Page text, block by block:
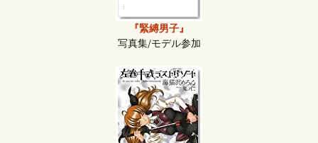
『緊縛男子』
写真集/モデル参加